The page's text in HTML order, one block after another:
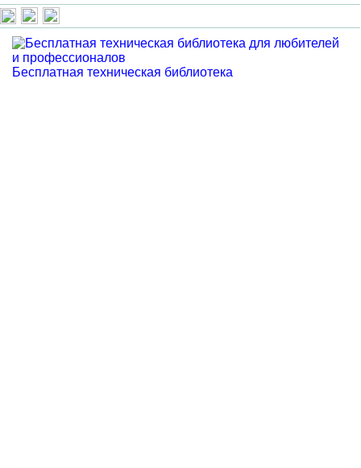
Бесплатная техническая библиотека